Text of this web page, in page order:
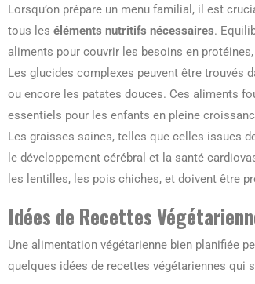
Lorsqu’on prépare un menu familial, il est
tous les éléments nutritifs nécessaires.
aliments pour couvrir les besoins en
Les glucides complexes peuvent être trouvés
ou encore les patates douces. Ces aliments
essentiels pour les enfants en pleine
Les graisses saines, telles que celles issues
le développement cérébral et la santé
les lentilles, les pois chiches, et doivent être
Idées de Recettes
Une alimentation végétarienne bien planifiée
quelques idées de recettes végétariennes qui